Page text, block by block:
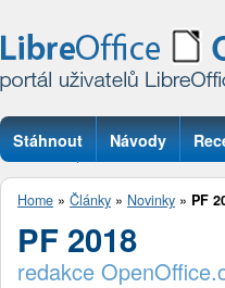
Stáhnout Návody
Otázky
Home » Články » Novinky » PF
PF 2018
redakce